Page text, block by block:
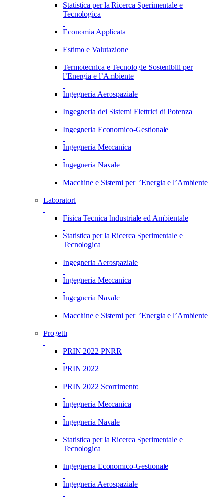
Statistica per la Ricerca Sperimentale e
Tecnologica
Economia Applicata
Estimo e Valutazione
Termotecnica e Tecnologie Sostenibili per
l’Energia e l’Ambiente
Ingegneria Aerospaziale
Ingegneria dei Sistemi Elettrici di Potenza
Ingegneria Economico-Gestionale
Ingegneria Meccanica
Ingegneria Navale
Macchine e Sistemi per l’Energia e l’Ambiente
Laboratori
Fisica Tecnica Industriale ed Ambientale
Statistica per la Ricerca Sperimentale e
Tecnologica
Ingegneria Aerospaziale
Ingegneria Meccanica
Ingegneria Navale
Macchine e Sistemi per l’Energia e l’Ambiente
Progetti
PRIN 2022 PNRR
PRIN 2022
PRIN 2022 Scorrimento
Ingegneria Meccanica
Ingegneria Navale
Statistica per la Ricerca Sperimentale e
Tecnologica
Ingegneria Economico-Gestionale
Ingegneria Aerospaziale